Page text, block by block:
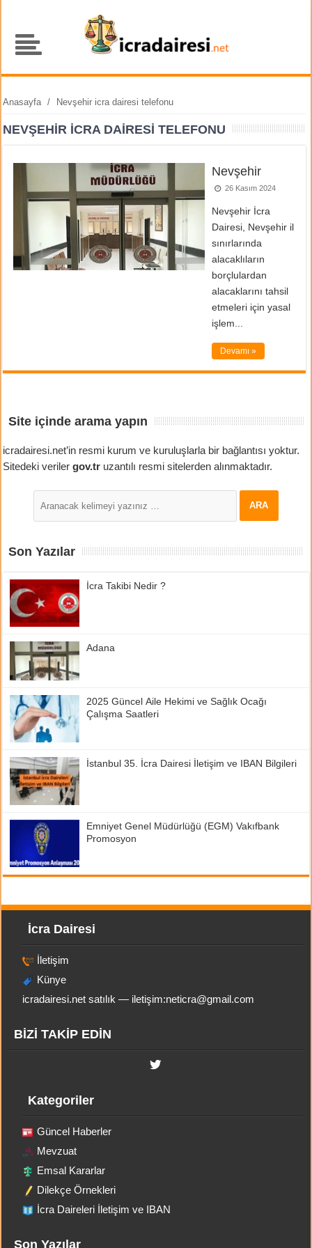
Anasayfa / Nevşehir icra dairesi telefonu
NEVŞEHIR ICRA DAIRESI TELEFONU
Nevşehir
26 Kasım 2024
Nevşehir İcra
Dairesi, Nevşehir il
sınırlarında
alacaklıların
borçlulardan
alacaklarını tahsil
etmeleri için yasal
işlem...
Devamı »
Site içinde arama yapın
icradairesi.net’in resmi kurum ve kuruluşlarla bir bağlantısı yoktur.
Sitedeki verilergov.tr uzantılı resmi sitelerden alınmaktadır.
Son Yazılar
İcra Takibi Nedir ?
Adana
2025 Güncel Aile Hekimi ve Sağlık Ocağı
Çalışma Saatleri
İstanbul 35. İcra Dairesi İletişim ve IBAN Bilgileri
Emniyet Genel Müdürlüğü (EGM) Vakıfbank
Promosyon
İcra Dairesi
İletişim
Künye
icradairesi.net satılık — iletişim:neticra@gmail.com
BİZİ TAKİP EDİN
Kategoriler
Güncel Haberler
Mevzuat
Emsal Kararlar
Dilekçe Örnekleri
İcra Daireleri İletişim ve IBAN
Son Yazılar